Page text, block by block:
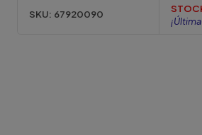
SKU: 67920090